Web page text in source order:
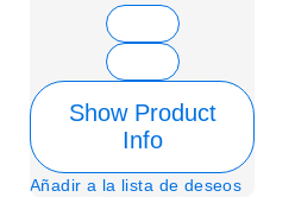
Show Product
Info
Añadir a la lista de deseos